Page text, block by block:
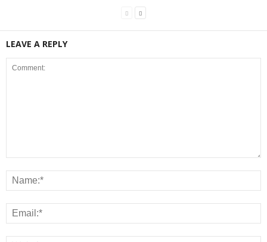
LEAVE A REPLY